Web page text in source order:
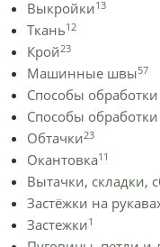
Выкройки13
Ткань12
Крой23
Машинные швы57
Способы
Способы обработки
Обтачки23
Окантовка11
Вытачки, складки,
Застёжки на
Застежки1